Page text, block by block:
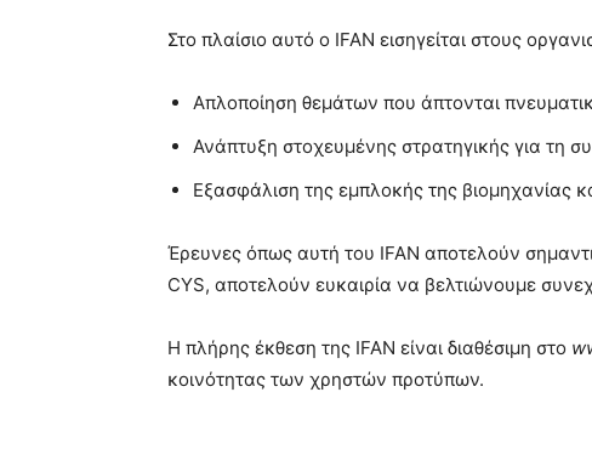
Στο πλαίσιο αυτό ο IFAN εισηγείται στους
Απλοποίηση θεμάτων που άπτονται
Ανάπτυξη στοχευμένης στρατηγικής για τη
Εξασφάλιση της εμπλοκής της βιομηχανίας
Έρευνες όπως αυτή του IFAN αποτελούν
CYS, αποτελούν ευκαιρία να βελτιώνουμε
Η πλήρης έκθεση της IFAN είναι διαθέσιμη στο
κοινότητας των χρηστών προτύπων.